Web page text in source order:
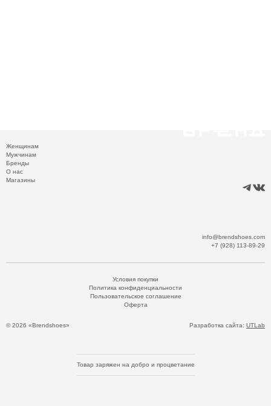
Женщинам
Мужчинам
Бренды
О нас
Магазины
info@brendshoes.com
+7 (928) 113-89-29
© 2026 «Brendshoes»
Условия покупки
Политика конфиденциальности
Пользовательское соглашение
Оферта
Разработка сайта: UTLab
Товар заряжен на добро и процветание